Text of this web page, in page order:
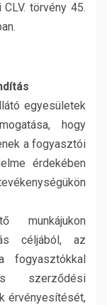
törvény 45.
egyesületek
hogy
a fogyasztói
érdekében
munkájukon
céljából, az
fogyasztókkal
szerződési
érvényesítését,